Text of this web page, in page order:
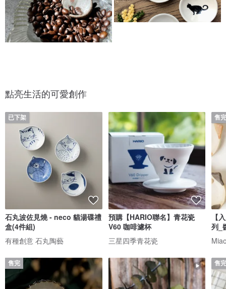
點亮生活的可愛創作
已下架
石丸波佐見燒 - neco 貓湯碟禮
盒(4件組)
有種創意 石丸陶藝
售完
預購【HARIO聯名】青花瓷
V60 咖啡濾杯
三星四季青花瓷
售
【
列_
售